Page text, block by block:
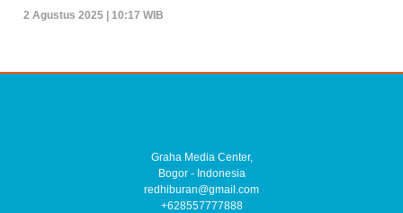
2 Agustus 2025 | 10:17 WIB
Graha Media Center,
Bogor - Indonesia
redhiburan@gmail.com
+628557777888